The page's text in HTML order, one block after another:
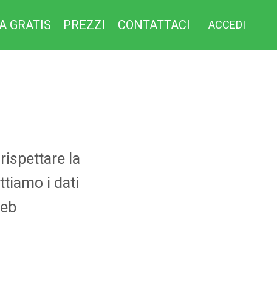
GRATIS PREZZI CONTATTACI ACCEDI
la
i dati